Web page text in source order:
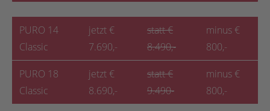
PURO 14
Classic
jetzt €
7.690,-
statt €
8.490,-
minus €
800,-
PURO 18
Classic
jetzt €
8.690,-
statt €
9.490-
minus €
800,-